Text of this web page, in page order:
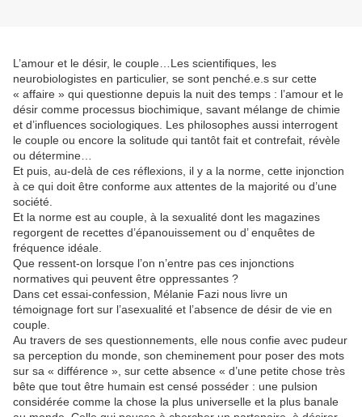
L’amour et le désir, le couple…Les scientifiques, les
neurobiologistes en particulier, se sont penché.e.s sur cette
« affaire » qui questionne depuis la nuit des temps : l’amour et le
désir comme processus biochimique, savant mélange de chimie
et d’influences sociologiques. Les philosophes aussi interrogent
le couple ou encore la solitude qui tantôt fait et contrefait, révèle
ou détermine…
Et puis, au-delà de ces réflexions, il y a la norme, cette injonction
à ce qui doit être conforme aux attentes de la majorité ou d’une
société.
Et la norme est au couple, à la sexualité dont les magazines
regorgent de recettes d’épanouissement ou d’ enquêtes de
fréquence idéale.
Que ressent-on lorsque l’on n’entre pas ces injonctions
normatives qui peuvent être oppressantes ?
Dans cet essai-confession, Mélanie Fazi nous livre un
témoignage fort sur l’asexualité et l’absence de désir de vie en
couple.
Au travers de ses questionnements, elle nous confie avec pudeur
sa perception du monde, son cheminement pour poser des mots
sur sa « différence », sur cette absence « d’une petite chose très
bête que tout être humain est censé posséder : une pulsion
considérée comme la chose la plus universelle et la plus banale